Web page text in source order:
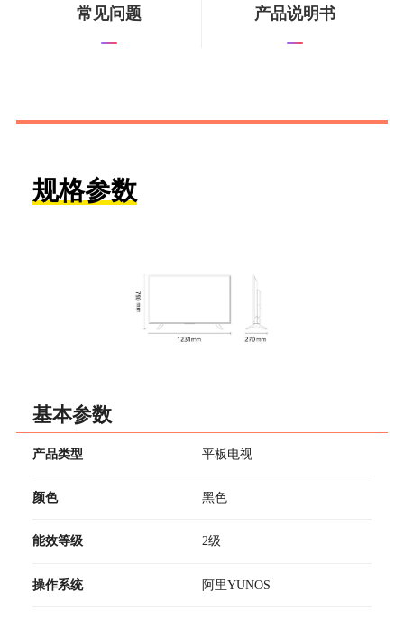
常见问题 产品说明书
规格参数
基本参数
产品类型 平板电视
颜色 黑色
能效等级 2级
操作系统 阿里YUNOS